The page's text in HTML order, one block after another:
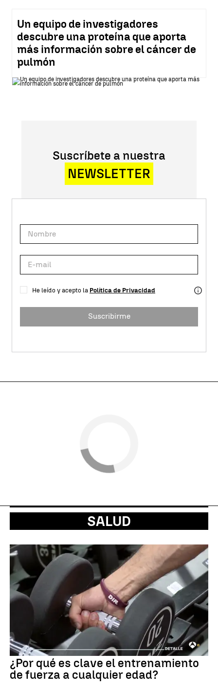
Un equipo de investigadores
descubre una proteína que aporta
más información sobre el cáncer de
pulmón
Suscríbete a nuestra
NEWSLETTER
He leído y acepto la Política de Privacidad
Suscribirme
SALUD
¿Por qué es clave el entrenamiento
de fuerza a cualquier edad?